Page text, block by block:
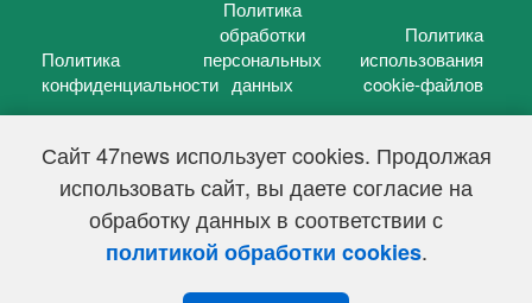
Сайт 47news использует cookies. Продолжая
использовать сайт, вы даете согласие на
обработку данных в соответствии с
политикой обработки cookies.
Политика
конфиденциальности
Политика
обработки
персональных
данных
Политика
использования
cookie-файлов
47 новостей (47 news)2005 — 2026 г.
Свидетельство о регистрации СМИ Эл № ФС 77-39848, выдано
Федеральной службой по надзору в сфере связи,
информационных технологий и массовых коммуникаций